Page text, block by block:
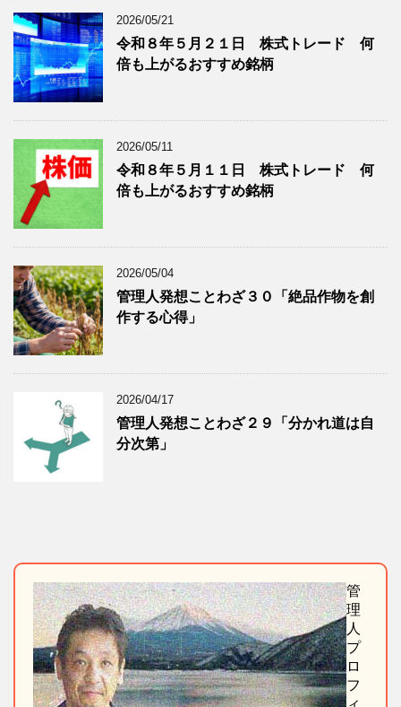
記
事
を
表
示
グ
記
事
を
表
示
2026/05/21
令和８年５月２１日 株式トレード 何
倍も上がるおすすめ銘柄
2026/05/11
令和８年５月１１日 株式トレード 何
倍も上がるおすすめ銘柄
2026/05/04
管理人発想ことわざ３０「絶品作物を創
作する心得」
2026/04/17
管理人発想ことわざ２９「分かれ道は自
分次第」
管
理
人
プ
ロ
フ
ィ